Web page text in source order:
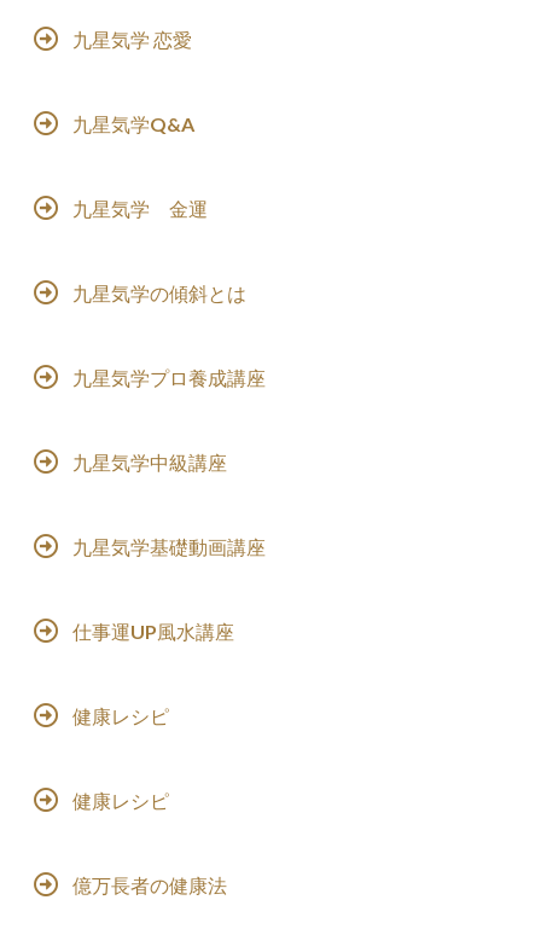
九星気学 恋愛
九星気学Q&A
九星気学 金運
九星気学の傾斜とは
九星気学プロ養成講座
九星気学中級講座
九星気学基礎動画講座
仕事運UP風水講座
健康レシピ
健康レシピ
億万長者の健康法